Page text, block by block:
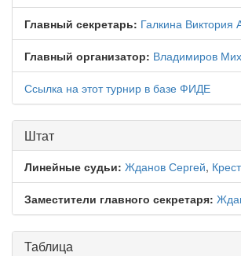
Главный секретарь: Галкина Виктория
Главный организатор: Владимиров
Ссылка на этот турнир в базе ФИДЕ
Штат
Линейные судьи: Жданов Сергей,
Заместители главного секретаря:
Таблица